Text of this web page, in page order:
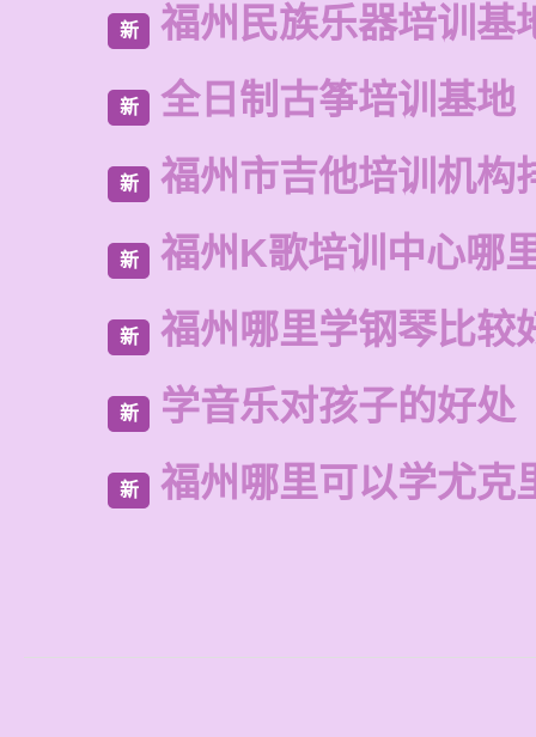
新 福州民族乐器培训基
新 全日制古筝培训基地
新 福州市吉他培训机构
新 福州K歌培训中心哪
新 福州哪里学钢琴比较
新 学音乐对孩子的好处
新 福州哪里可以学尤克